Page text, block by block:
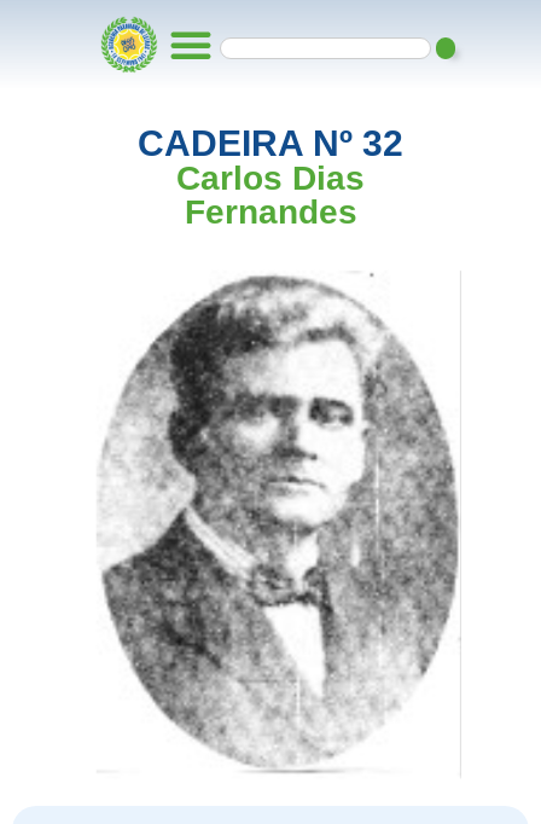
CADEIRA Nº 32
Carlos Dias
Fernandes